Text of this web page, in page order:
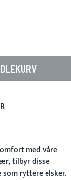
med våre
tilbyr disse
ryttere elsker.